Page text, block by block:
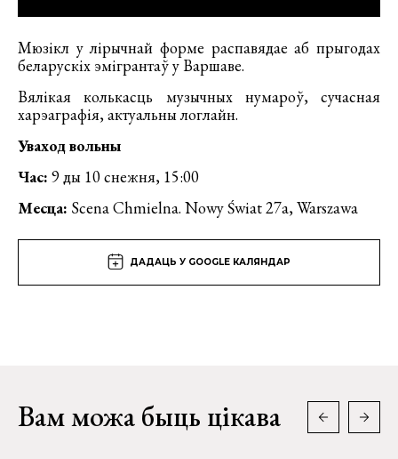
Мюзiкл у лiрычнай форме распавядае аб прыгодах
беларускiх эмiгрантаў у Варшаве.
Вялiкая колькасць музычных нумароў, сучасная
харэаграфiя, актуальны логлайн.
Уваход вольны
Час: 9 ды 10 снежня, 15:00
Месца: Scena Chmielna. Nowy Świat 27a, Warszawa
ДАДАЦЬ У GOOGLE КАЛЯНДАР
Вам можа быць цікава